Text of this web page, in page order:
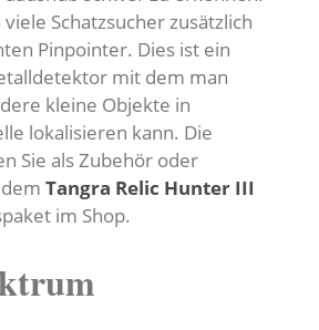
Schatzsucher zusätzlich
Pinpointer. Dies ist ein
mit dem man
kleine Objekte in
lokalisieren kann. Die
Sie als Zubehör oder
Tangra Relic Hunter III
im Shop.